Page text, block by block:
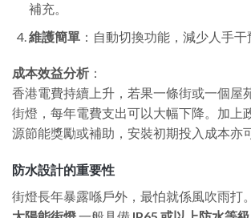
補充。
維護簡單：自動切換功能，減少人手干
成本效益分析 ：
香港電費持續上升，若果一條街或一個屋
街燈，每年電費支出可以大幅下降。加上
源節能獎勵或補助，安裝初期投入成本亦
防水設計的重要性
街燈長年暴露喺戶外，最怕就係風吹雨打